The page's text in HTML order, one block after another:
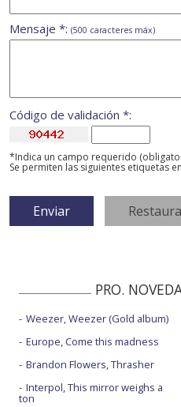
Mensaje *: (500 caracteres máx)
Código de validación *:
*Indica un campo requerido
Se permiten las siguientes etiquetas
PRO.
Weezer, Weezer (Gold album)
Europe, Come this madness
Brandon Flowers, Thrasher
Interpol, This mirror weighs a
ton